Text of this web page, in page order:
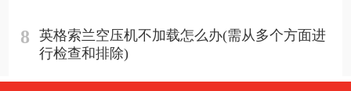
8
英格索兰空压机不加载怎么办(需从多个方面进
行检查和排除)